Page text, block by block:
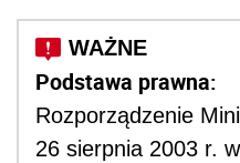
Podstawa prawna:
Rozporządzenie
26 sierpnia 2003 r.